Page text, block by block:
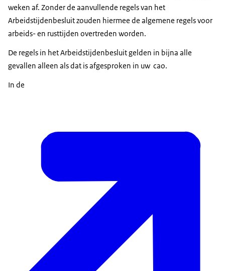
weken af. Zonder de aanvullende regels van het
Arbeidstijdenbesluit zouden hiermee de algemene regels voor
arbeids- en rusttijden overtreden worden.
De regels in het Arbeidstijdenbesluit gelden in bijna alle
gevallen alleen als dat is afgesproken in uw cao.
In de